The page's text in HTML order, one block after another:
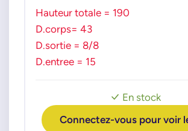
72206250
72226200
722262000
En stock
Connectez-vous pour voir
Hauteur totale = 190
D.corps= 43
D.sortie = 8/8
D.entree = 15